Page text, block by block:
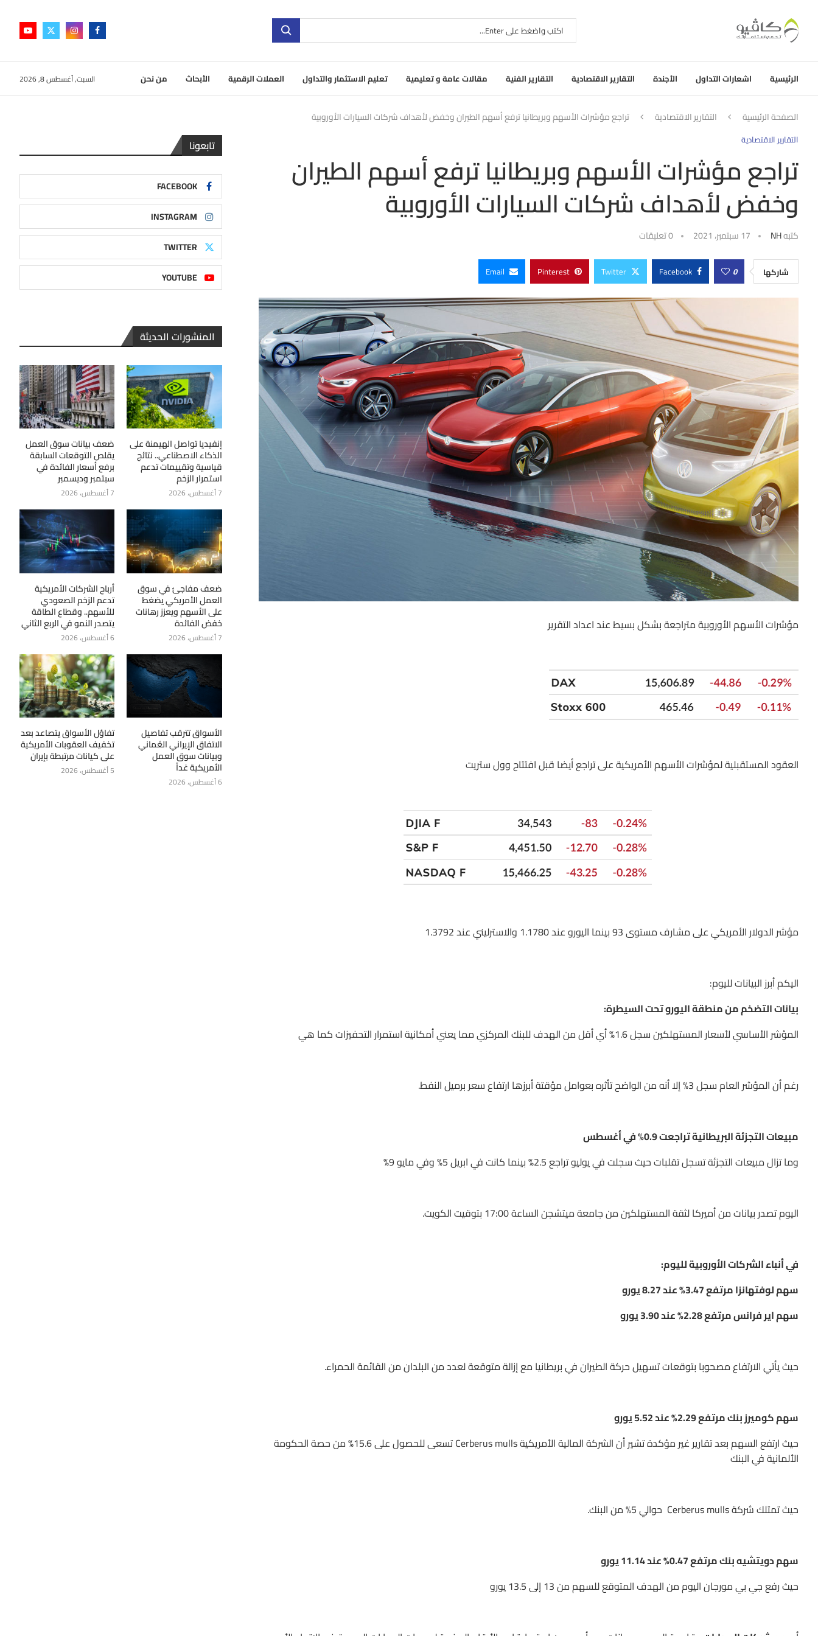
الرئيسية اشعارات التداول الأجندة التقارير الاقتصادية التقارير الفنية مقالات عامة و تعليمية تعليم الاستثمار والتداول العملات الرقمية الأبحاث من نحن السبت, أغسطس 8, 2026
الصفحة الرئيسية التقارير الاقتصادية تراجع مؤشرات الأسهم وبريطانيا ترفع أسهم الطيران وخفض لأهداف شركات السيارات الأوروبية
التقارير الاقتصادية
تراجع مؤشرات الأسهم وبريطانيا ترفع أسهم الطيران
وخفض لأهداف شركات السيارات الأوروبية
كتبهNH 17 سبتمبر، 2021 0 تعليقات
شاركها 0
Facebook
Twitter
Pinterest
Email
مؤشرات الأسهم الأوروبية متراجعة بشكل بسيط عند اعداد التقرير
العقود المستقبلية لمؤشرات الأسهم الأمريكية على تراجع أيضا قبل افتتاح وول ستريت
مؤشر الدولار الأمريكي على مشارف مستوى 93 بينما اليورو عند 1.1780 والاسترليني عند 1.3792
اليكم أبرز البيانات لليوم:
بيانات التضخم من منطقة اليورو تحت السيطرة:
المؤشر الأساسي لأسعار المستهلكين سجل 1.6% أي أقل من الهدف للبنك المركزي مما يعني أمكانية استمرار التحفيزات كما هي
رغم أن المؤشر العام سجل 3% إلا أنه من الواضح تأثره بعوامل مؤقتة أبرزها ارتفاع سعر برميل النفط.
مبيعات التجزئة البريطانية تراجعت 0.9% في أغسطس
وما تزال مبيعات التجزئة تسجل تقلبات حيث سجلت في يوليو تراجع 2.5% بينما كانت في ابريل 5% وفي مايو 9%
اليوم تصدر بيانات من أميركا لثقة المستهلكين من جامعة ميتشجن الساعة 17:00 بتوقيت الكويت.
في أنباء الشركات الأوروبية لليوم:
سهم لوفتهانزا مرتفع 3.47% عند 8.27 يورو
سهم اير فرانس مرتفع 2.28% عند 3.90 يورو
حيث يأتي الارتفاع مصحوبا بتوقعات تسهيل حركة الطيران في بريطانيا مع إزالة متوقعة لعدد من البلدان من القائمة الحمراء.
سهم كوميرز بنك مرتفع 2.29% عند 5.52 يورو
حيث ارتفع السهم بعد تقارير غير مؤكدة تشير أن الشركة المالية الأمريكية Cerberus mulls تسعى للحصول على 15.6% من حصة الحكومة
الألمانية في البنك
حيث تمتلك شركة Cerberus mulls حوالي 5% من البنك.
سهم دويتشيه بنك مرتفع 0.47% عند 11.14 يورو
حيث رفع جي بي مورجان اليوم من الهدف المتوقع للسهم من 13 إلى 13.5 يورو
تابعونا
FACEBOOK
INSTAGRAM
TWITTER
YOUTUBE
المنشورات الحديثة
إنفيديا تواصل الهيمنة على
الذكاء الاصطناعي.. نتائج
قياسية وتقييمات تدعم
استمرار الزخم
7 أغسطس، 2026
ضعف بيانات سوق العمل
يقلص التوقعات السابقة
برفع أسعار الفائدة في
سبتمبر وديسمبر
7 أغسطس، 2026
ضعف مفاجئ في سوق
العمل الأمريكي يضغط
على الأسهم ويعزز رهانات
خفض الفائدة
7 أغسطس، 2026
أرباح الشركات الأمريكية
تدعم الزخم الصعودي
للأسهم.. وقطاع الطاقة
يتصدر النمو في الربع الثاني
6 أغسطس، 2026
الأسواق تترقب تفاصيل
الاتفاق الإيراني العُماني
وبيانات سوق العمل
الأمريكية غداً
6 أغسطس، 2026
تفاؤل الأسواق يتصاعد بعد
تخفيف العقوبات الأمريكية
على كيانات مرتبطة بإيران
5 أغسطس، 2026